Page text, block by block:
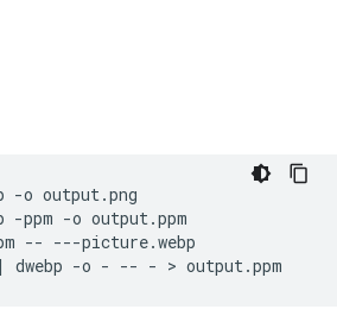
-o output.png
-ppm -o output.ppm
-- ---picture.webp